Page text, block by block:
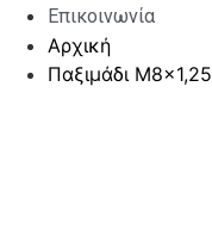
Επικοινωνία
Αρχική
Παξιμάδι M8x1,25